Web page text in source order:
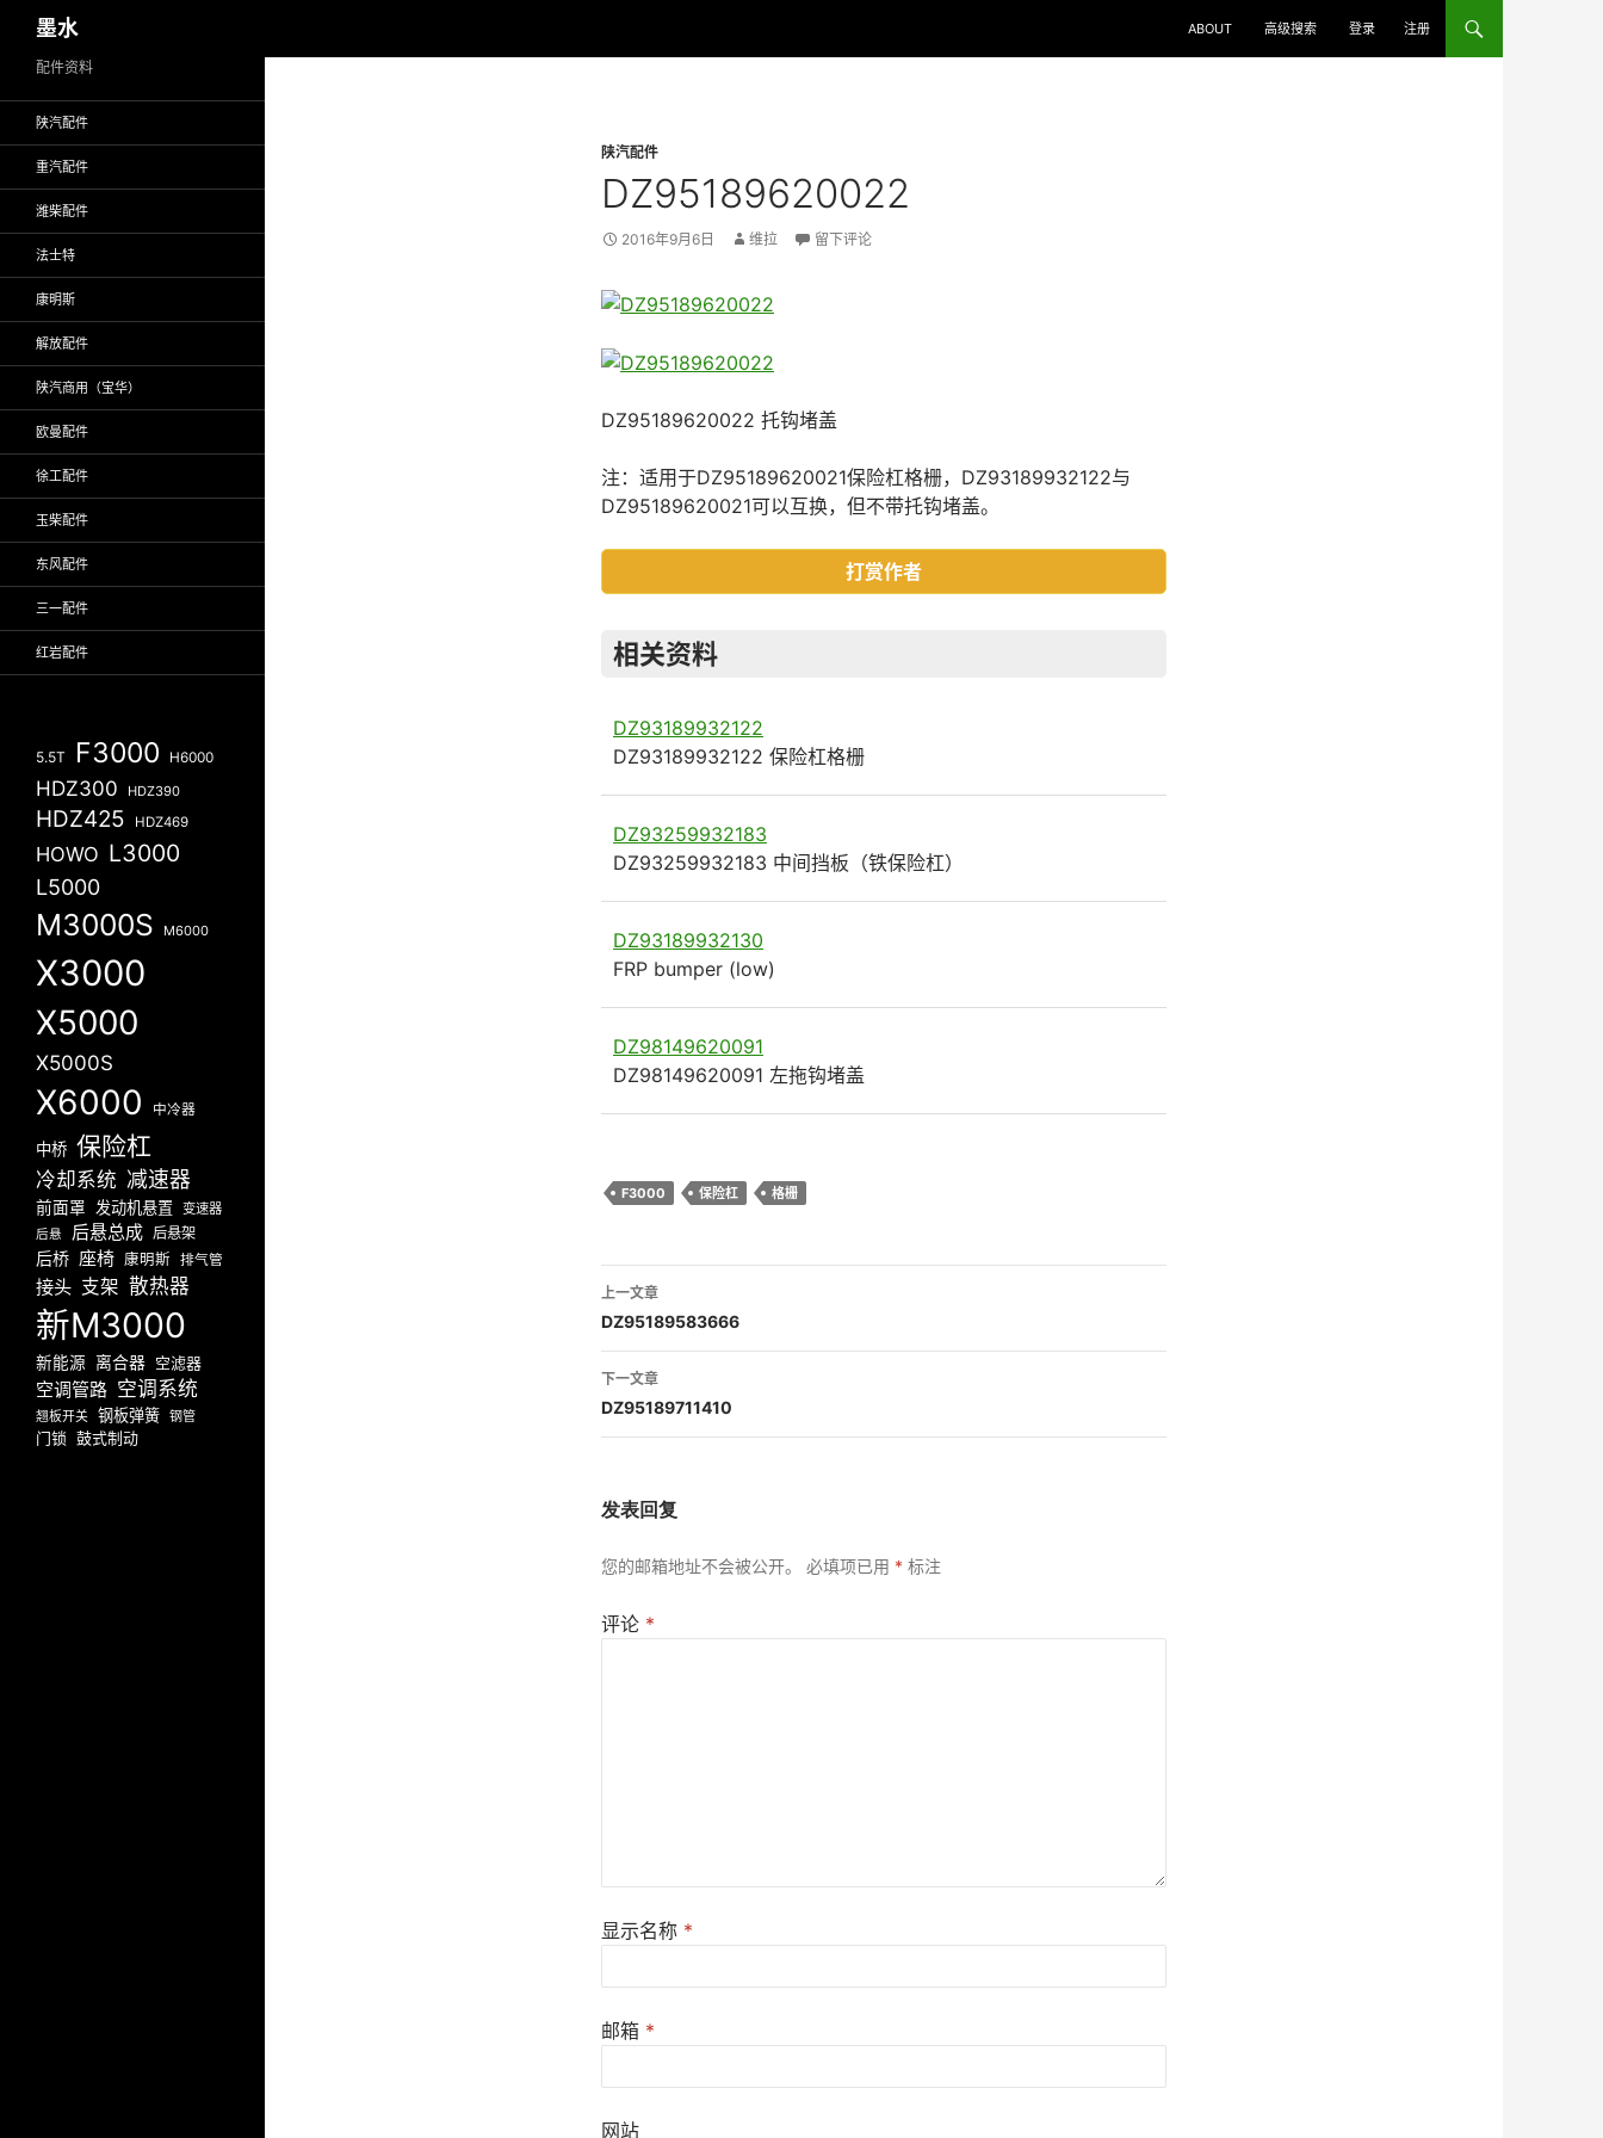
至
墨水 ABOUT 高级搜索 登录 注册
陕汽配件
DZ95189620022
2016年9月6日 维拉 留下评论
DZ95189620022 托钩堵盖
注：适用于DZ95189620021保险杠格栅，DZ93189932122与
DZ95189620021可以互换，但不带托钩堵盖。
打赏作者
相关资料
DZ93189932122
DZ93189932122 保险杠格栅
DZ93259932183
DZ93259932183 中间挡板（铁保险杠）
DZ93189932130
FRP bumper (low)
DZ98149620091
DZ98149620091 左拖钩堵盖
F3000 保险杠 格栅
文
章
导
航
上一文章
DZ95189583666
下一文章
DZ95189711410
发表回复
您的邮箱地址不会被公开。 必填项已用 * 标注
评论 *
显示名称 *
邮箱 *
网站
配件资料
陕汽配件
重汽配件
潍柴配件
法士特
康明斯
解放配件
陕汽商用（宝华）
欧曼配件
徐工配件
玉柴配件
东风配件
三一配件
红岩配件
5.5T F3000 H6000
HDZ300 HDZ390
HDZ425 HDZ469
HOWO L3000
L5000
M3000S M6000
X3000
X5000
X5000S
X6000 中冷器
中桥 保险杠
冷却系统 减速器
前面罩 发动机悬置 变速器
后悬 后悬总成 后悬架
后桥 座椅 康明斯 排气管
接头 支架 散热器
新M3000
新能源 离合器 空滤器
空调管路 空调系统
翘板开关 钢板弹簧 钢管
门锁 鼓式制动